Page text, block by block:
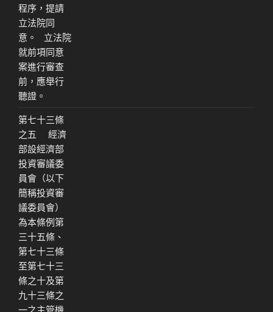
程序，提請
立法院同
意。 立法院
就前項同意
案進行審查
前，應舉行
聽證。
第七十三條
之五 經濟
部設經濟部
投資審議委
員會（以下
簡稱投資審
議委員會）
為本條例第
三十五條、
第七十三條
至第七十三
條之十及第
九十三條之
一之主管機